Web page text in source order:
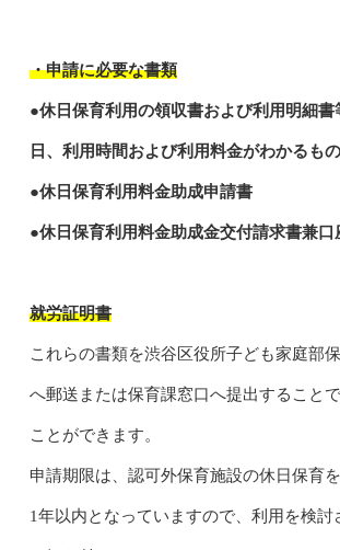
・申請に必要な書類
●休日保育利用の領収書および利用明細書
日、利用時間および利用料金がわかるもの
●休日保育利用料金助成申請書
●休日保育利用料金助成金交付請求書兼口
就労証明書
これらの書類を渋谷区役所子ども家庭部
へ郵送または保育課窓口へ提出すること
ことができます。
申請期限は、認可外保育施設の休日保育
1年以内となっていますので、利用を検討